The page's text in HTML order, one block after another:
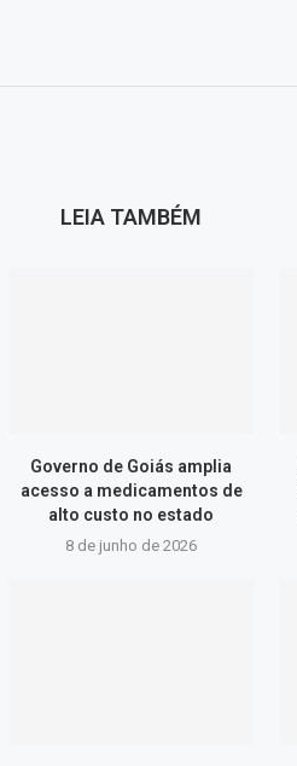
LEIA TAMBÉM
Governo de Goiás amplia
acesso a medicamentos de
alto custo no estado
8 de junho de 2026